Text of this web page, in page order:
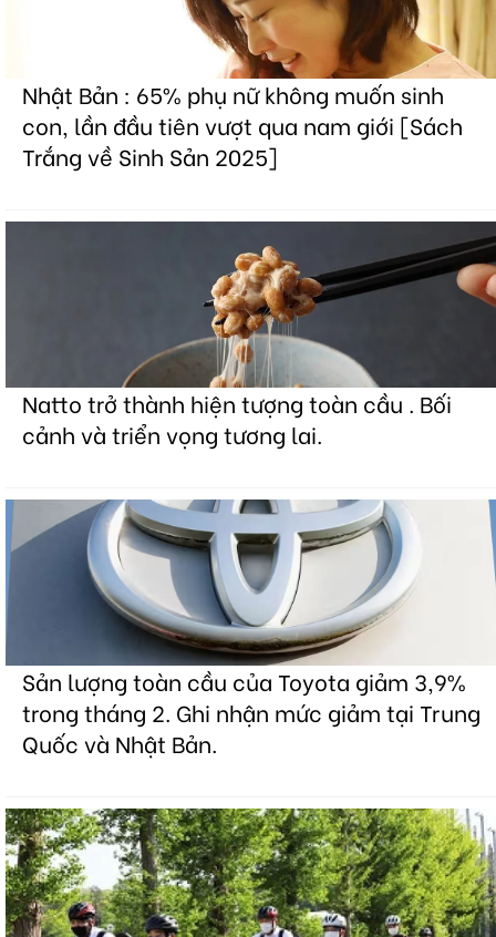
Nhật Bản : 65% phụ nữ không muốn sinh
con, lần đầu tiên vượt qua nam giới [Sách
Trắng về Sinh Sản 2025]
Natto trở thành hiện tượng toàn cầu . Bối
cảnh và triển vọng tương lai.
Sản lượng toàn cầu của Toyota giảm 3,9%
trong tháng 2. Ghi nhận mức giảm tại Trung
Quốc và Nhật Bản.